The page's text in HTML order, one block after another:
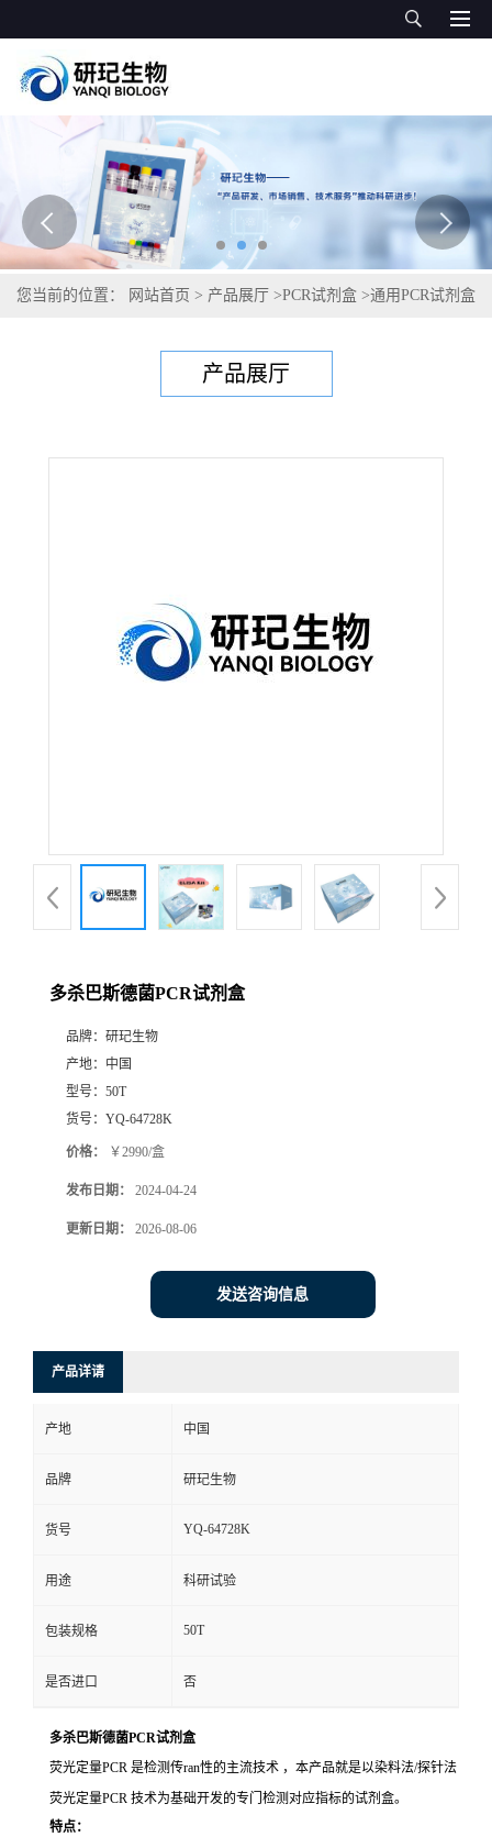
您当前的位置： 网站首页 > 产品展厅 >PCR试剂盒 >通用PCR试剂盒
产品展厅
多杀巴斯德菌PCR试剂盒
品牌： 研玘生物
产地： 中国
型号： 50T
货号： YQ-64728K
价格： ￥2990/盒
发布日期： 2024-04-24
更新日期： 2026-08-06
发送咨询信息
产品详请
产地 中国
品牌 研玘生物
货号 YQ-64728K
用途 科研试验
包装规格 50T
是否进口 否
多杀巴斯德菌PCR试剂盒
荧光定量PCR 是检测传ran性的主流技术 ，本产品就是以染料法/探针法
荧光定量PCR 技术为基础开发的专门检测对应指标的试剂盒。
特点：